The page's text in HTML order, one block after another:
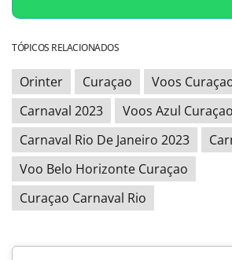
TÓPICOS RELACIONADOS
Orinter Curaçao
Voos
Carnaval 2023
Voos Azul Curaçao
Carnaval Rio De Janeiro 2023
Voo Belo Horizonte Curaçao
Curaçao Carnaval Rio